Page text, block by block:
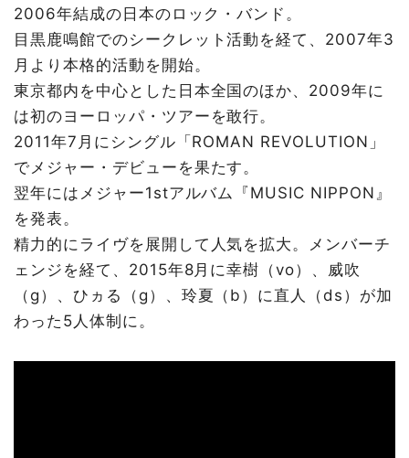
2006年結成の日本のロック・バンド。
目黒鹿鳴館でのシークレット活動を経て、2007年3
月より本格的活動を開始。
東京都内を中心とした日本全国のほか、2009年に
は初のヨーロッパ・ツアーを敢行。
2011年7月にシングル「ROMAN REVOLUTION」
でメジャー・デビューを果たす。
翌年にはメジャー1stアルバム『MUSIC NIPPON』
を発表。
精力的にライヴを展開して人気を拡大。メンバーチ
ェンジを経て、2015年8月に幸樹（vo）、威吹
（g）、ひヵる（g）、玲夏（b）に直人（ds）が加
わった5人体制に。